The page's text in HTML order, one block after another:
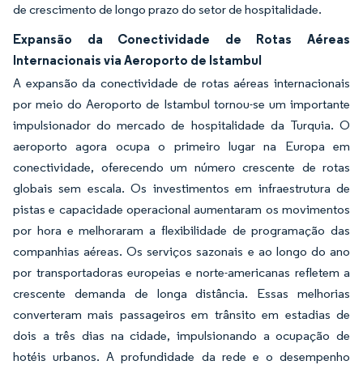
de crescimento de longo prazo do setor de hospitalidade.
Expansão da Conectividade de Rotas Aéreas
Internacionais via Aeroporto de Istambul
A expansão da conectividade de rotas aéreas internacionais
por meio do Aeroporto de Istambul tornou-se um importante
impulsionador do mercado de hospitalidade da Turquia. O
aeroporto agora ocupa o primeiro lugar na Europa em
conectividade, oferecendo um número crescente de rotas
globais sem escala. Os investimentos em infraestrutura de
pistas e capacidade operacional aumentaram os movimentos
por hora e melhoraram a flexibilidade de programação das
companhias aéreas. Os serviços sazonais e ao longo do ano
por transportadoras europeias e norte-americanas refletem a
crescente demanda de longa distância. Essas melhorias
converteram mais passageiros em trânsito em estadias de
dois a três dias na cidade, impulsionando a ocupação de
hotéis urbanos. A profundidade da rede e o desempenho